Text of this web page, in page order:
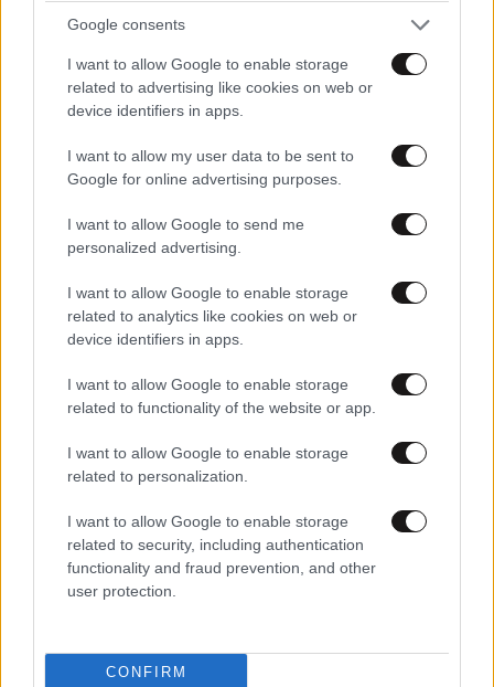
Google consents
I want to allow Google to enable storage
related to advertising like cookies on web or
device identifiers in apps.
I want to allow my user data to be sent to
Google for online advertising purposes.
I want to allow Google to send me
personalized advertising.
I want to allow Google to enable storage
related to analytics like cookies on web or
device identifiers in apps.
I want to allow Google to enable storage
related to functionality of the website or app.
I want to allow Google to enable storage
related to personalization.
I want to allow Google to enable storage
related to security, including authentication
functionality and fraud prevention, and other
user protection.
CONFIRM
ΣΧΌΛΙΑ ΑΝΑΓΝΩΣΤΏΝ
ΠΡΟΣΘΕΣΤΕ ΤΟ ΣΧΟΛΙΟ ΣΑΣ